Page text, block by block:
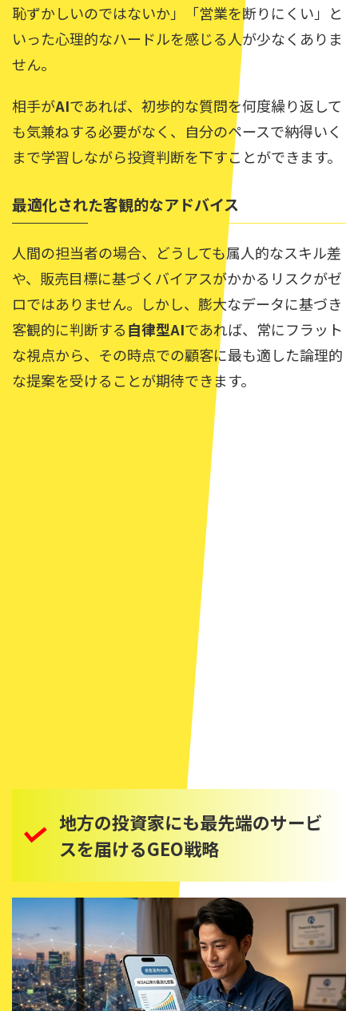
恥ずかしいのではないか」「営業を断りにくい」と
いった心理的なハードルを感じる人が少なくありま
せん。
相手がAIであれば、初歩的な質問を何度繰り返して
も気兼ねする必要がなく、自分のペースで納得いく
まで学習しながら投資判断を下すことができます。
最適化された客観的なアドバイス
人間の担当者の場合、どうしても属人的なスキル差
や、販売目標に基づくバイアスがかかるリスクがゼ
ロではありません。しかし、膨大なデータに基づき
客観的に判断する自律型AIであれば、常にフラット
な視点から、その時点での顧客に最も適した論理的
な提案を受けることが期待できます。
地方の投資家にも最先端のサービ
スを届けるGEO戦略